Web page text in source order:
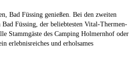
Bad Füssing genießen. Bei den zweiten
Füssing, der beliebtesten Vital-Thermen-
Stammgäste des Camping Holmernhof oder
erlebnisreiches und erholsames